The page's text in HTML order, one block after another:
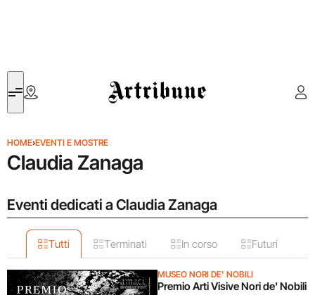
Artribune
HOME›EVENTI E MOSTRE
Claudia Zanaga
Eventi dedicati a Claudia Zanaga
Tutti Terminati In corso Futuri
MUSEO NORI DE' NOBILI
Premio Arti Visive Nori de' Nobili